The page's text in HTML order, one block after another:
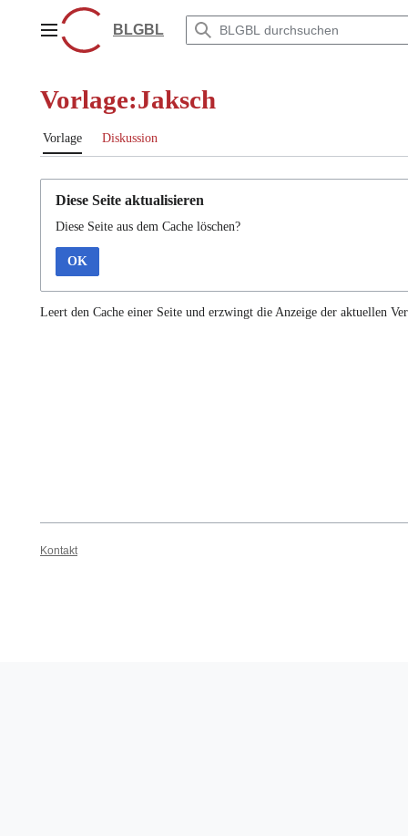
springenHauptmenüBLGBL
Vorlage:Jaksch
Vorlage Diskussion
Diese Seite aktualisieren
Diese Seite aus dem Cache löschen?
OK
Leert den Cache einer Seite und erzwingt die Anzeige der aktuellen
Kontakt